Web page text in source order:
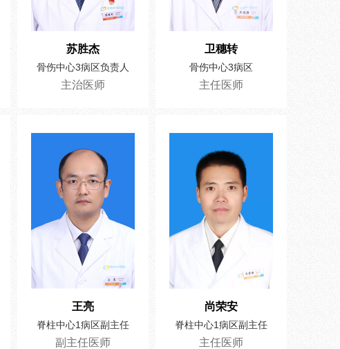
苏胜杰
骨伤中心3病区负责人
主治医师
卫穗转
骨伤中心3病区
主任医师
王亮
脊柱中心1病区副主任
副主任医师
尚荣安
脊柱中心1病区副主任
主任医师